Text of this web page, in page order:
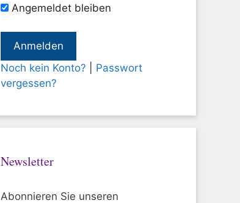
Angemeldet bleiben
Noch kein Konto?
Passwort
vergessen?
Newsletter
Abonnieren Sie unseren